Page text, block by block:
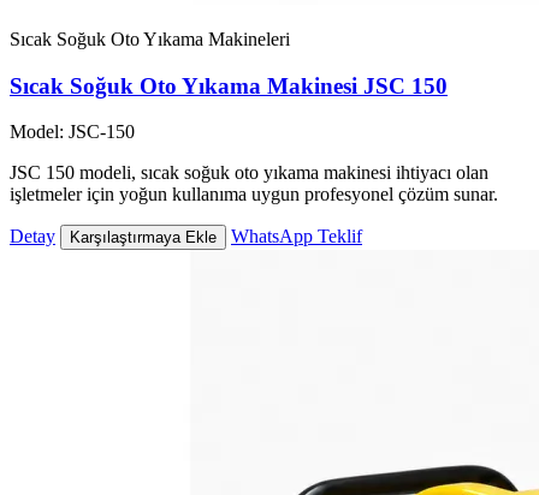
Sıcak Soğuk Oto Yıkama Makineleri
Sıcak Soğuk Oto Yıkama Makinesi JSC 150
Model: JSC-150
JSC 150 modeli, sıcak soğuk oto yıkama makinesi ihtiyacı olan
işletmeler için yoğun kullanıma uygun profesyonel çözüm sunar.
Detay Karşılaştırmaya Ekle WhatsApp Teklif